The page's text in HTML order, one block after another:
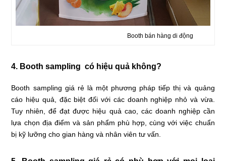
Booth bán hàng di động
4. Booth sampling có hiệu quả không?
Booth sampling giá rẻ là một phương pháp tiếp thị và quảng
cáo hiệu quả, đặc biệt đối với các doanh nghiệp nhỏ và vừa.
Tuy nhiên, để đạt được hiệu quả cao, các doanh nghiệp cần
lựa chọn địa điểm và sản phẩm phù hợp, cùng với việc chuẩn
bị kỹ lưỡng cho gian hàng và nhân viên tư vấn.